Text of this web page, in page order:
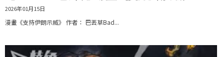
2026年01月15日
漫畫《支持伊朗示威》 作者： 巴丟草Bad...